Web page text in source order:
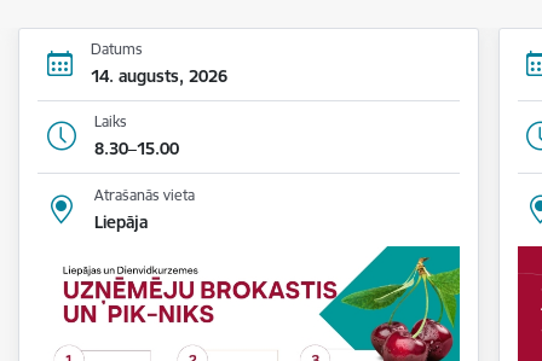
Datums
14. augusts, 2026
Laiks
8.30–15.00
Atrašanās vieta
Liepāja